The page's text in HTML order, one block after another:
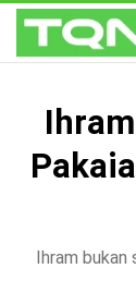
Ihram bukan